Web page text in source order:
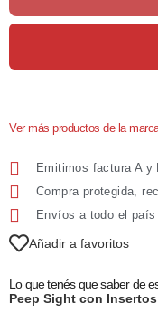
Ver más productos de la
Emitimos factura A y
Compra protegida,
Envíos a todo el país
Añadir a favoritos
Lo que tenés que saber de
Peep Sight con